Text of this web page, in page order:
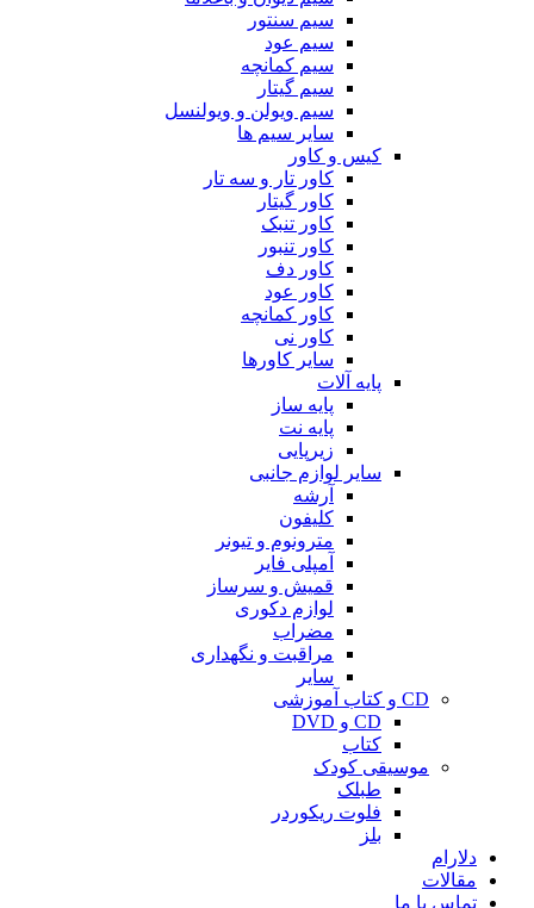
سیم سنتور
سیم عود
سیم کمانچه
سیم گیتار
سیم ویولن و ویولنسل
سایر سیم ها
کیس و کاور
کاور تار و سه تار
کاور گیتار
کاور تنبک
کاور تنبور
کاور دف
کاور عود
کاور کمانچه
کاور نی
سایر کاورها
پایه آلات
پایه ساز
پایه نت
زیرپایی
سایر لوازم جانبی
آرشه
کلیفون
مترونوم و تیونر
آمپلی فایر
قمیش و سرساز
لوازم دکوری
مضراب
مراقبت و نگهداری
سایر
CD و کتاب آموزشی
CD و DVD
کتاب
موسیقی کودک
طبلک
فلوت ریکوردر
بلز
دلارام
مقالات
تماس با ما